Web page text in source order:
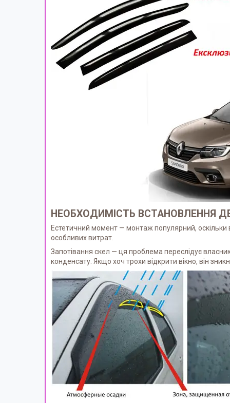
НЕОБХОДИМІСТЬ ВСТАНОВЛЕННЯ
Естетичний момент — монтаж популярний,
особливих витрат.
Запотівання скел — ця проблема переслідує
конденсату. Якщо хоч трохи відкрити вікно, він